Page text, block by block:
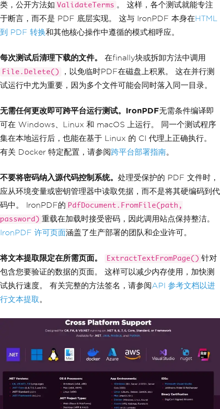
类，公开方法如 ValidateTerms 。 这样，各个测试就能专注
于断言，而不是 PDF 底层实现。 这与 IronPDF 本身在HTML
到 PDF 转换和其他核心操作中遵循的模式相呼应。
每次测试后清理下载的文件。 在finally块或拆卸方法中调用
File.Delete()
，以免临时PDF在磁盘上积累。 这在并行测
试运行中尤为重要，因为多个文件可能会同时落入同一目录。
无需任何更改即可跨平台运行测试。IronPDF无需条件编译即
可在 Windows、Linux 和 macOS 上运行。 同一个测试程序
集在本地运行后，也能在基于 Linux 的 CI 代理上正确执行。
有关 Docker 特定配置，请参阅跨平台部署指南。
不要将密码纳入源代码控制系统。 处理受保护的 PDF 文件时，
应从环境变量或密钥管理器中读取凭据，而不是将其硬编码到代
码中。 IronPDF的 PdfDocument.FromFile(path,
password) 重载在加载时接受密码，因此调用站点保持整洁。
IronPDF 许可页面涵盖了生产部署的团队和企业许可。
将文本提取限定在所需页面。 ExtractTextFromPage() 针对
包含您要验证的数据的页面。 这样可以减少内存使用，加快测
试执行速度。 有关完整的方法签名，请参阅API 参考文档以进
行文本提取 。